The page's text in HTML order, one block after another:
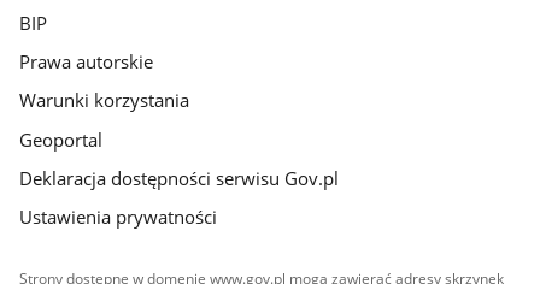
BIP
Prawa autorskie
Warunki korzystania
Geoportal
Deklaracja dostępności serwisu Gov.pl
Ustawienia prywatności
Strony dostępne w domenie www.gov.pl mogą zawierać adresy skrzynek